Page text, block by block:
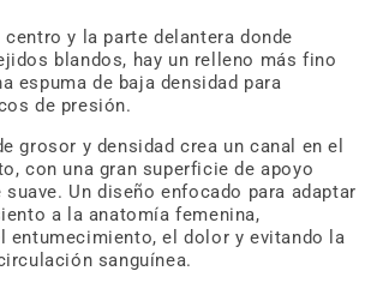
centro y la parte delantera donde
blandos, hay un relleno más fino
espuma de baja densidad para
de presión.
grosor y densidad crea un canal en el
con una gran superficie de apoyo
suave. Un diseño enfocado para adaptar
a la anatomía femenina,
entumecimiento, el dolor y evitando la
sanguínea.